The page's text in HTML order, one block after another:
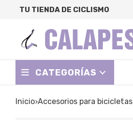
TU TIENDA DE CICLISMO
CATEGORÍAS
Inicio accesorios para bicicletas